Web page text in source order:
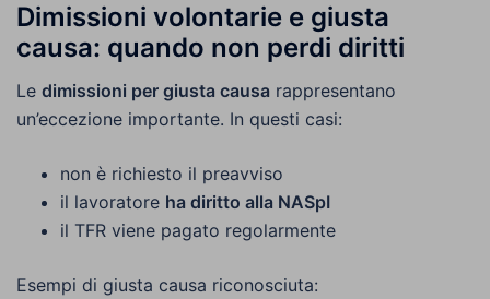
Dimissioni volontarie e giusta
causa: quando non perdi diritti
Le dimissioni per giusta causa rappresentano
un’eccezione importante. In questi casi:
non è richiesto il preavviso
il lavoratore ha diritto alla NASpI
il TFR viene pagato regolarmente
Esempi di giusta causa riconosciuta: